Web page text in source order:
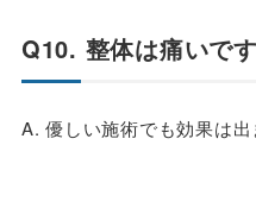
Q10. 整体は痛いで
A. 優しい施術でも効果は出